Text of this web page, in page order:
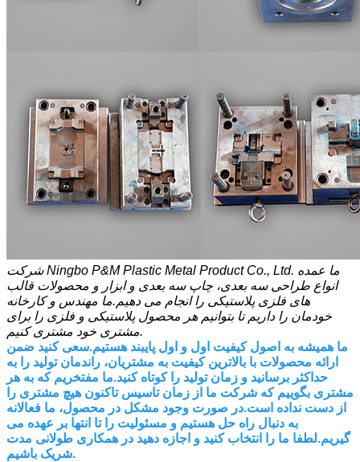
شرکت Ningbo P&M Plastic Metal Product Co., Ltd. ما عمده
انواع طراحی سه بعدی، چاپ سه بعدی و ابزار و محصولات قالب
های فلزی پلاستیکی را انجام می دهیم.ما مهندس و کارخانه
خودمان را داریم تا بتوانیم هر محصول پلاستیکی و فلزی را برای
مشتری خود مشتری کنیم.
ما همیشه به اصول کیفیت اول و اول پایبند هستیم.سعی کنید ضمن
ارائه محصولات با بالاترین کیفیت به مشتریان، راندمان تولید را به
حداکثر برسانید و زمان تولید را کوتاه کنید.ما مفتخریم که به هر
مشتری بگوییم که شرکت ما از زمان تاسیس تاکنون هیچ مشتری را
از دست نداده است.در صورت وجود مشکل در محصول، ما فعالانه
به دنبال راه حل هستیم و مسئولیت را تا انتها بر عهده می
گیریم.لطفا ما را انتخاب کنید و اجازه دهید در همکاری طولانی مدت
شریک باشیم.